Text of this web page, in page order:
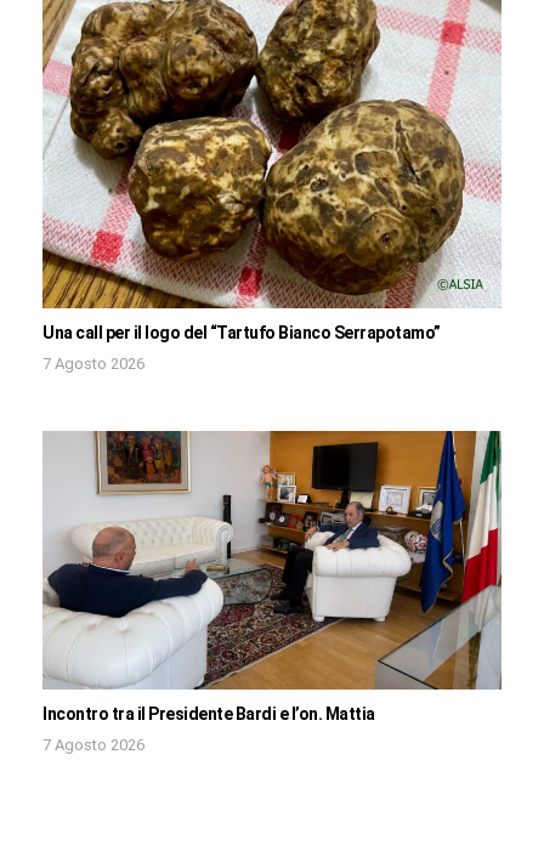
Una call per il logo del “Tartufo Bianco Serrapotamo”
7 Agosto 2026
Incontro tra il Presidente Bardi e l’on. Mattia
7 Agosto 2026